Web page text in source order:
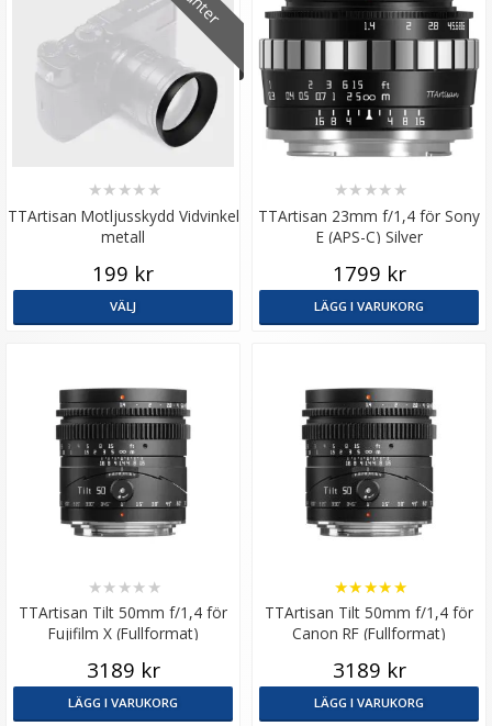
TTArtisan Motljusskydd Vidvinkel
metall
★★ ★★ ★
199 kr
VÄLJ
TTArtisan 23mm f/1,4 för Sony
E (APS-C) Silver
★★ ★★ ★
1799 kr
LÄGG I VARUKORG
TTArtisan Tilt 50mm f/1,4 för
Fujifilm X (Fullformat)
★★ ★★ ★
3189 kr
LÄGG I VARUKORG
TTArtisan Tilt 50mm f/1,4 för
Canon RF (Fullformat)
★★★★★
3189 kr
LÄGG I VARUKORG